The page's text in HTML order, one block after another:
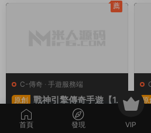
C-傳奇 · 手遊服務端
原創
戰神引擎傳奇手遊【1.
76懷舊月光金币版】Win一
鍵服務端+安卓蘋果雙端+G
1周前
薦
原
首頁 發現 VIP